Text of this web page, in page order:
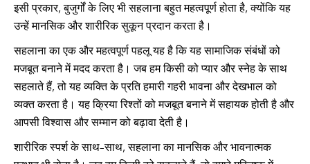
इसी प्रकार, बुजुर्गों के लिए भी सहलाना बहुत महत्वपूर्ण होता है, क्योंकि यह
उन्हें मानसिक और शारीरिक सुकून प्रदान करता है।
सहलाना का एक और महत्वपूर्ण पहलू यह है कि यह सामाजिक संबंधों को
मजबूत बनाने में मदद करता है। जब हम किसी को प्यार और स्नेह के साथ
सहलाते हैं, तो यह व्यक्ति के प्रति हमारी गहरी भावना और देखभाल को
व्यक्त करता है। यह क्रिया रिश्तों को मजबूत बनाने में सहायक होती है और
आपसी विश्वास और सम्मान को बढ़ावा देती है।
शारीरिक स्पर्श के साथ-साथ, सहलाना का मानसिक और भावनात्मक